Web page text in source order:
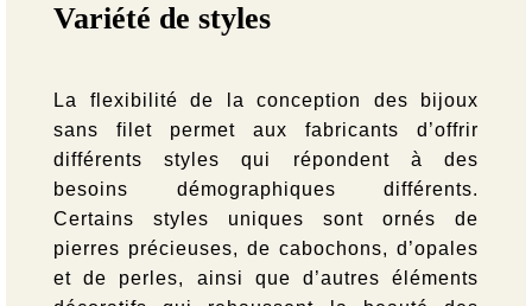
Variété de styles
La flexibilité de la conception des bijoux
sans filet permet aux fabricants d’offrir
différents styles qui répondent à des
besoins démographiques différents.
Certains styles uniques sont ornés de
pierres précieuses, de cabochons, d’opales
et de perles, ainsi que d’autres éléments